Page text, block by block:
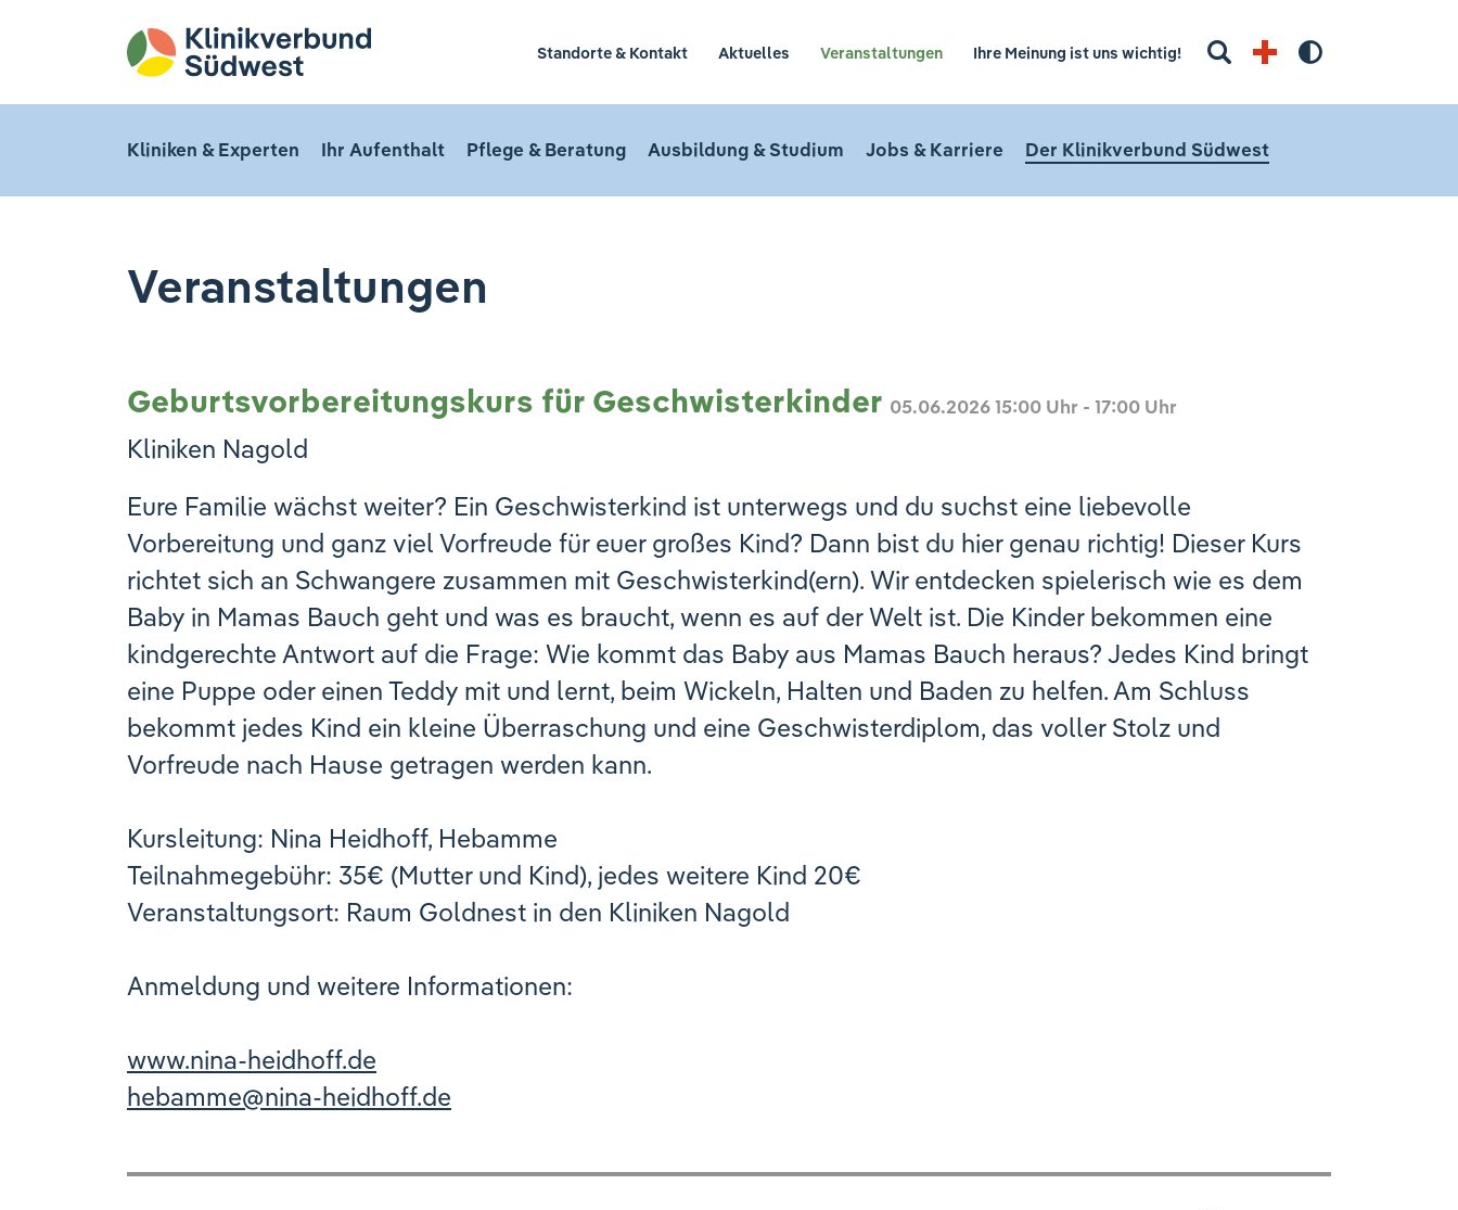
Standorte & Kontakt Aktuelles Veranstaltungen Ihre Meinung ist uns wichtig!
Suchbegriff eingeben
Hoher
Kliniken & Experten Ihr Aufenthalt Pflege & Beratung Ausbildung & Studium Jobs & Karriere Der Klinikverbund Südwest
Veranstaltungen
Geburtsvorbereitungskurs für Geschwisterkinder 05.06.2026 15:00 Uhr - 17:00 Uhr
Kliniken Nagold
Eure Familie wächst weiter? Ein Geschwisterkind ist unterwegs und du suchst eine liebevolle
Vorbereitung und ganz viel Vorfreude für euer großes Kind? Dann bist du hier genau richtig! Dieser Kurs
richtet sich an Schwangere zusammen mit Geschwisterkind(ern). Wir entdecken spielerisch wie es dem
Baby in Mamas Bauch geht und was es braucht, wenn es auf der Welt ist. Die Kinder bekommen eine
kindgerechte Antwort auf die Frage: Wie kommt das Baby aus Mamas Bauch heraus? Jedes Kind bringt
eine Puppe oder einen Teddy mit und lernt, beim Wickeln, Halten und Baden zu helfen. Am Schluss
bekommt jedes Kind ein kleine Überraschung und eine Geschwisterdiplom, das voller Stolz und
Vorfreude nach Hause getragen werden kann.
Kursleitung: Nina Heidhoff, Hebamme
Teilnahmegebühr: 35€ (Mutter und Kind), jedes weitere Kind 20€
Veranstaltungsort: Raum Goldnest in den Kliniken Nagold
Anmeldung und weitere Informationen:
www.nina-heidhoff.de
hebamme@nina-heidhoff.de